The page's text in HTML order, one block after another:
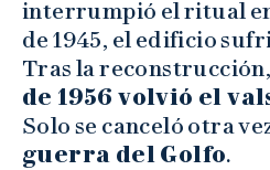
interrumpió el ritual
de 1945, el edificio
Tras la
de 1956 volvió el
Solo se canceló otra
guerra del Golfo.